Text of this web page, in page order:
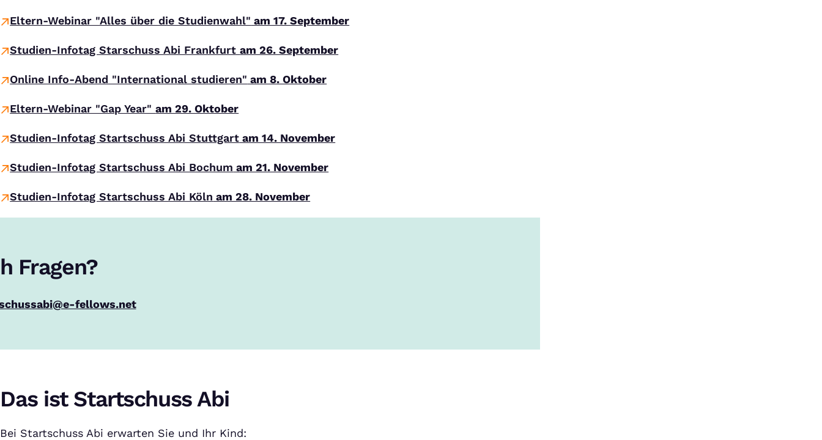
Eltern-Webinar "Alles über die Studienwahl" am 17. September
Studien-Infotag Starschuss Abi Frankfurtam 26. September
Online Info-Abend "International studieren" am 8. Oktober
Eltern-Webinar "Gap Year"am 29. Oktober
Studien-Infotag Startschuss Abi Stuttgart am 14. November
Studien-Infotag Startschuss Abi Bochum am 21. November
Studien-Infotag Startschuss Abi Köln am 28. November
Fragen?
fellows.net
Das ist Startschuss Abi
Bei Startschuss Abi erwarten Sie und Ihr Kind: